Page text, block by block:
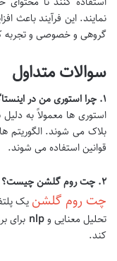
نمایند. این فرآیند باعث
گروهی و خصوصی و تجربه
سوالات متداول
۱. چرا استوری من در اینستاگرام بلاک می شود؟
استوری ها معمولاً به
بلاک می شوند. الگوریتم
قوانین استفاده می شوند.
۲. چت روم گلشن چیست؟
چت روم گلشن یک
تحلیل معنایی وnlp برای
کند.